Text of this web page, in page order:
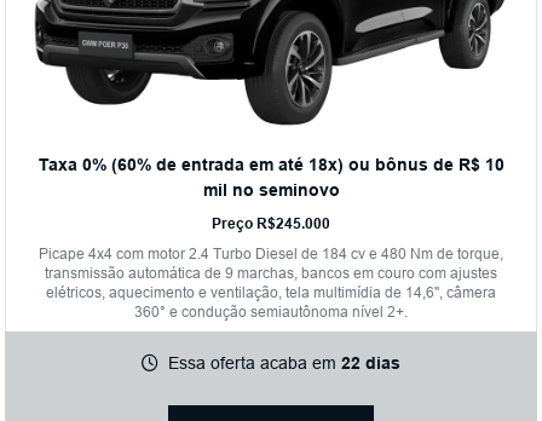
Taxa 0% (60% de entrada em até 18x) ou bônus de R$ 10
mil no seminovo
Preço R$245.000
Picape 4x4 com motor 2.4 Turbo Diesel de 184 cv e 480 Nm de torque,
transmissão automática de 9 marchas, bancos em couro com ajustes
elétricos, aquecimento e ventilação, tela multimídia de 14,6", câmera
360° e condução semiautônoma nível 2+.
Essa oferta acaba em 22 dias